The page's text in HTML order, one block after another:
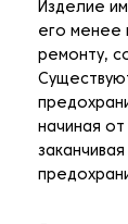
Изделие
его менее
ремонту,
начиная